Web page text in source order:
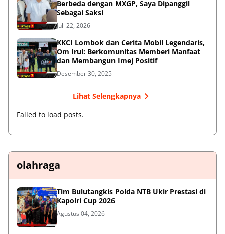
Berbeda dengan MXGP, Saya Dipanggil
Sebagai Saksi
Juli 22, 2026
KKCI Lombok dan Cerita Mobil Legendaris,
Om Irul: Berkomunitas Memberi Manfaat
dan Membangun Imej Positif
Desember 30, 2025
Lihat Selengkapnya
Failed to load posts.
olahraga
Tim Bulutangkis Polda NTB Ukir Prestasi di
Kapolri Cup 2026
Agustus 04, 2026